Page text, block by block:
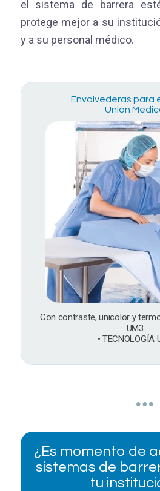
el sistema de barrera
protege mejor a su
y a su personal médico.
Envolvederas para
Union
Con contraste, unicolor y
UM3.
• TECNOLOGÍA
¿Es momento de
sistemas de
tu